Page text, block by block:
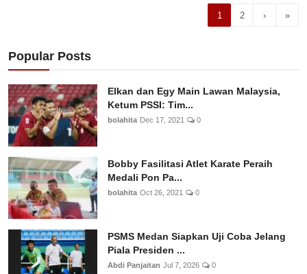
1 2 › »
Popular Posts
Elkan dan Egy Main Lawan Malaysia,
Ketum PSSI: Tim...
bolahita Dec 17, 2021 0
Bobby Fasilitasi Atlet Karate Peraih
Medali Pon Pa...
bolahita Oct 26, 2021 0
PSMS Medan Siapkan Uji Coba Jelang
Piala Presiden ...
Abdi Panjaitan Jul 7, 2026 0